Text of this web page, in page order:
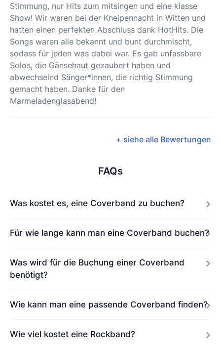
Stimmung, nur Hits zum mitsingen und eine klasse
Show! Wir waren bei der Kneipennacht in Witten und
hatten einen perfekten Abschluss dank HotHits. Die
Songs waren alle bekannt und bunt durchmischt,
sodass für jeden was dabei war. Es gab unfassbare
Solos, die Gänsehaut gezaubert haben und
abwechselnd Sänger*innen, die richtig Stimmung
gemacht haben. Danke für den
Marmeladenglasabend!
+ siehe alle Bewertungen
FAQs
Was kostet es, eine Coverband zu buchen?
Für wie lange kann man eine Coverband buchen?
Was wird für die Buchung einer Coverband
benötigt?
Wie kann man eine passende Coverband finden?
Wie viel kostet eine Rockband?